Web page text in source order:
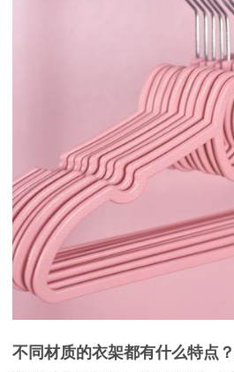
不同材质的衣架都有什么特点？